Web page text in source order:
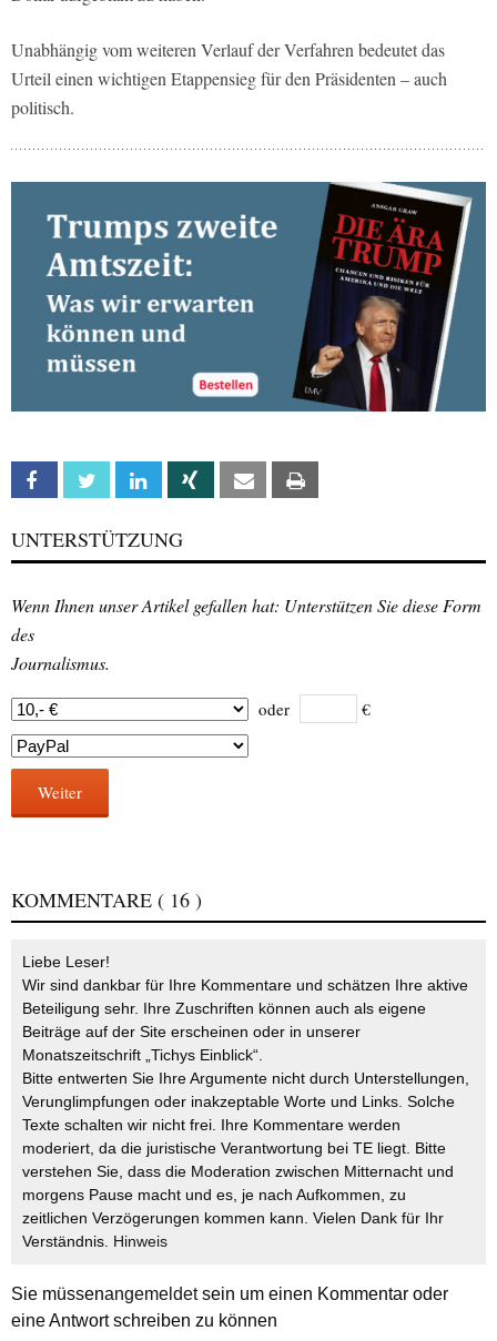
Unabhängig vom weiteren Verlauf der Verfahren bedeutet das
Urteil einen wichtigen Etappensieg für den Präsidenten – auch
politisch.
Facebook Twitter Linkedin Xing Email
UNTERSTÜTZUNG
Wenn Ihnen unser Artikel gefallen hat: Unterstützen Sie diese Form
des
Journalismus.
oder €
Weiter
KOMMENTARE ( 16 )
Liebe Leser!
Wir sind dankbar für Ihre Kommentare und schätzen Ihre aktive
Beteiligung sehr. Ihre Zuschriften können auch als eigene
Beiträge auf der Site erscheinen oder in unserer
Monatszeitschrift „Tichys Einblick“.
Bitte entwerten Sie Ihre Argumente nicht durch Unterstellungen,
Verunglimpfungen oder inakzeptable Worte und Links. Solche
Texte schalten wir nicht frei. Ihre Kommentare werden
moderiert, da die juristische Verantwortung bei TE liegt. Bitte
verstehen Sie, dass die Moderation zwischen Mitternacht und
morgens Pause macht und es, je nach Aufkommen, zu
zeitlichen Verzögerungen kommen kann. Vielen Dank für Ihr
Verständnis. Hinweis
Sie müssenangemeldetsein um einen Kommentar oder
eine Antwort schreiben zu können